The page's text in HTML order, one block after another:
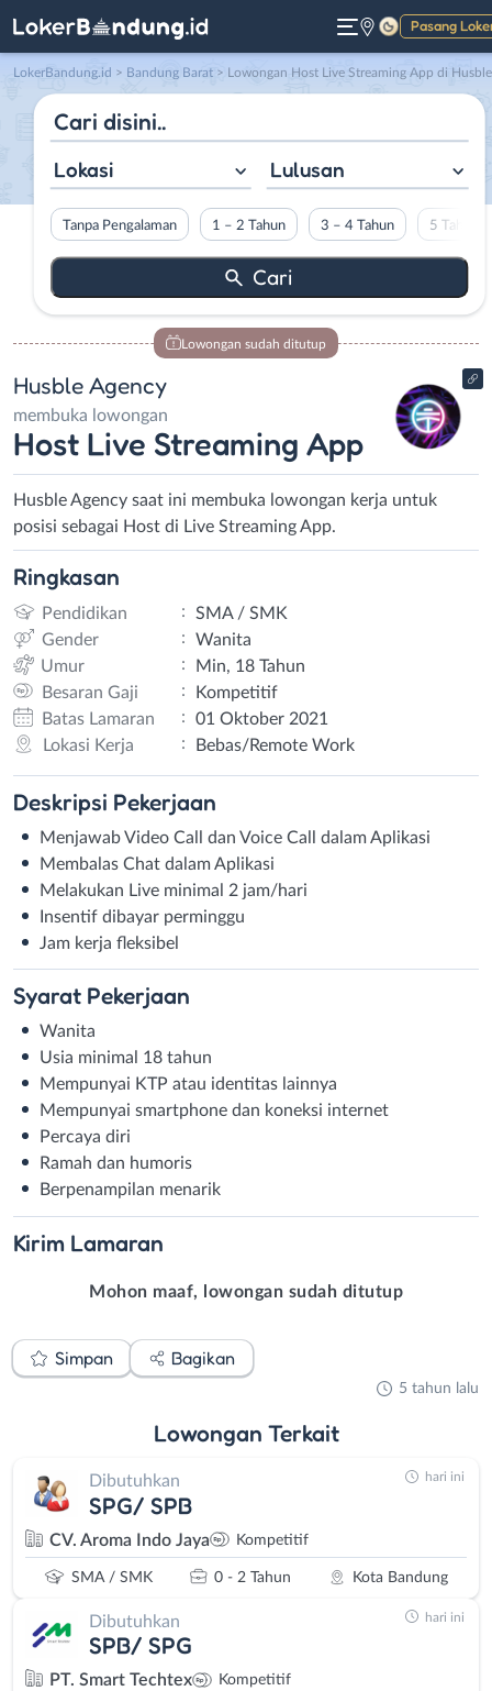
Pasang
Gelap
LokerBandung.id > Bandung Barat > Lowongan Host Live Streaming App di Husble
Lokasi Lulusan
Tanpa Pengalaman 1 – 2 Tahun 3 – 4 Tahun 5 Tahun
Lowongan sudah ditutup
Husble Agency
membuka lowongan
Host Live Streaming App
Husble Agency saat ini membuka lowongan kerja untuk
posisi sebagai Host di Live Streaming App.
Ringkasan
Pendidikan :
SMA / SMK
Gender
:
Wanita
Umur
:
Min, 18 Tahun
Besaran Gaji
:
Kompetitif
Batas Lamaran
:
01 Oktober 2021
Lokasi Kerja
: Bebas/Remote Work
Deskripsi Pekerjaan
Menjawab Video Call dan Voice Call dalam Aplikasi
Membalas Chat dalam Aplikasi
Melakukan Live minimal 2 jam/hari
Insentif dibayar perminggu
Jam kerja fleksibel
Syarat Pekerjaan
Wanita
Usia minimal 18 tahun
Mempunyai KTP atau identitas lainnya
Mempunyai smartphone dan koneksi internet
Percaya diri
Ramah dan humoris
Berpenampilan menarik
Kirim Lamaran
Mohon maaf, lowongan sudah ditutup
Simpan Bagikan
5 tahun lalu
Lowongan Terkait
Dibutuhkan
SPG/ SPB
CV. Aroma Indo Jaya Kompetitif
SMA / SMK 0 - 2 Tahun Kota Bandung
hari ini
Dibutuhkan
SPB/ SPG
PT. Smart Techtex Kompetitif
hari ini